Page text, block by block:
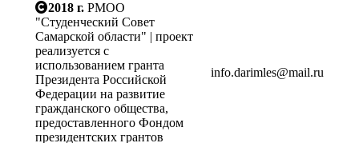
2018 г. РМОО
"Студенческий Совет
Самарской области" | проект
реализуется с
использованием гранта
Президента Российской
Федерации на развитие
гражданского общества,
предоставленного Фондом
президентских грантов
info.darimles@mail.ru